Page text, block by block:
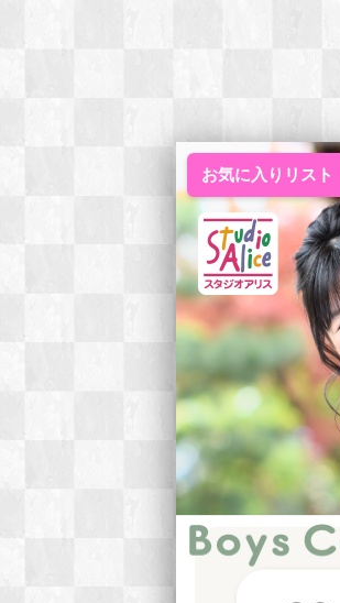
お気に入りリスト